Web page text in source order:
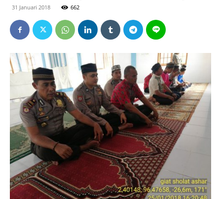
31 Januari 2018 662